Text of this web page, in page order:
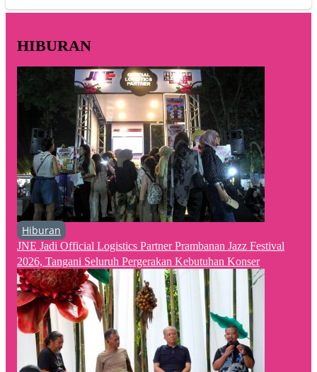
HIBURAN
Hiburan
JNE Jadi Official Logistics Partner Prambanan Jazz Festival
2026, Tangani Seluruh Pergerakan Kebutuhan Konser